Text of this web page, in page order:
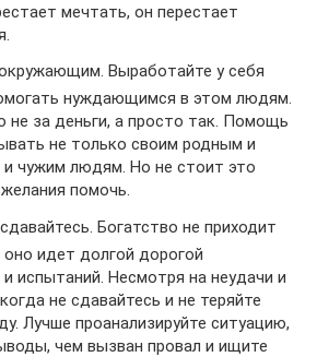
мечтать, он перестает
Выработайте у себя
нуждающимся в этом людям.
не за деньги, а просто так. Помощь
не только своим родным и
и чужим людям. Но не стоит это
помочь.
Богатство не приходит
оно идет долгой дорогой
и испытаний. Несмотря на неудачи и
не сдавайтесь и не теряйте
Лучше проанализируйте ситуацию,
чем вызван провал и ищите